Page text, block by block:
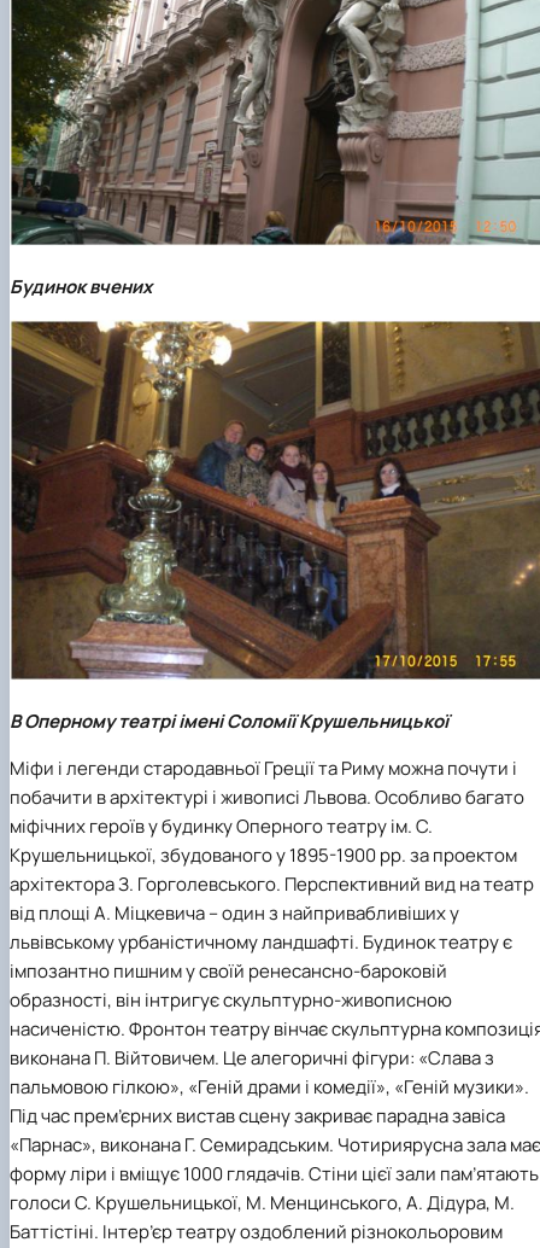
Будинок вчених
В Оперному театрі імені Соломії Крушельницької
Міфи і легенди стародавньої Греції та Риму можна почути і
побачити в архітектурі і живописі Львова. Особливо багато
міфічних героїв у будинку Оперного театру ім. С.
Крушельницької, збудованого у 1895-1900 рр. за проектом
архітектора З. Горголевського. Перспективний вид на театр
від площі А. Міцкевича – один з найпривабливіших у
львівському урбаністичному ландшафті. Будинок театру є
імпозантно пишним у своїй ренесансно-бароковій
образності, він інтригує скульптурно-живописною
насиченістю. Фронтон театру вінчає скульптурна
виконана П. Війтовичем. Це алегоричні фігури: «Слава з
пальмовою гілкою», «Геній драми і комедії», «Геній музики».
Під час прем’єрних вистав сцену закриває парадна завіса
«Парнас», виконана Г. Семирадським. Чотириярусна зала має
форму ліри і вміщує 1000 глядачів. Стіни цієї зали пам’ятають
голоси С. Крушельницької, М. Менцинського, А. Дідура, М.
Баттістіні. Інтер’єр театру оздоблений різнокольоровим